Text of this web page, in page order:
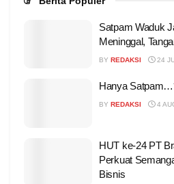
Satpam Waduk
Meninggal,
BY REDAKSI 24
Hanya
BY REDAKSI 4
HUT ke-24 PT
Perkuat
Bisnis